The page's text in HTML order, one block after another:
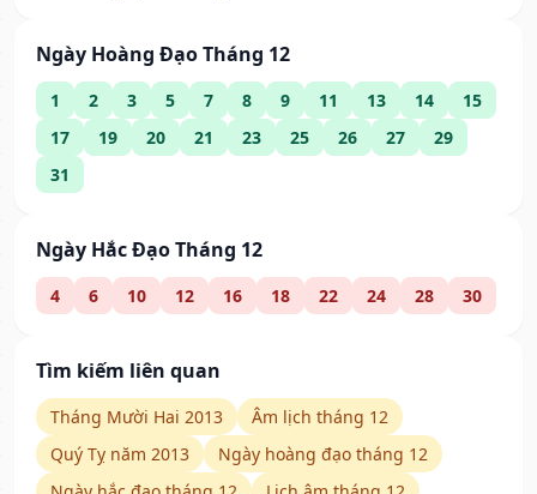
Ngày Hoàng Đạo Tháng 12
1 2 3 5 7 8 9 11 13 14
15
17
19 20 21 23 25 26 27
29
31
Ngày Hắc Đạo Tháng 12
4 6 10 12 16 18 22 24 28 30
Tìm kiếm liên quan
Tháng Mười Hai 2013
Âm lịch tháng 12
Quý Tỵ năm 2013
Ngày hoàng đạo tháng 12